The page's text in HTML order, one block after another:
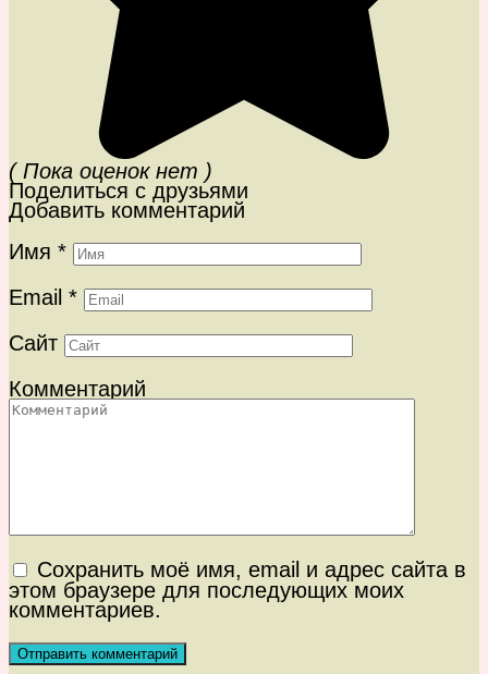
( Пока оценок нет )
Поделиться с друзьями
Добавить комментарий
Имя *
Email *
Сайт
Комментарий
Сохранить моё имя, email и адрес сайта в
этом браузере для последующих моих
комментариев.